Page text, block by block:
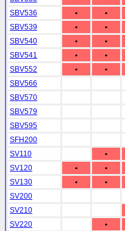
SBV536
• •
SBV539
• •
SBV540
• •
SBV541
• •
SBV552
• •
SBV566
SBV570
SBV579
SBV595
SFH200
SV110
•
SV120
• •
SV130
• •
SV200
SV210
SV220
•